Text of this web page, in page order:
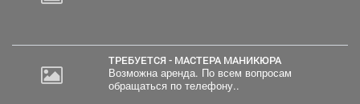
ТРЕБУЕТСЯ - МАСТЕРА МАНИКЮРА
Возможна аренда. По всем вопросам
обращаться по телефону..